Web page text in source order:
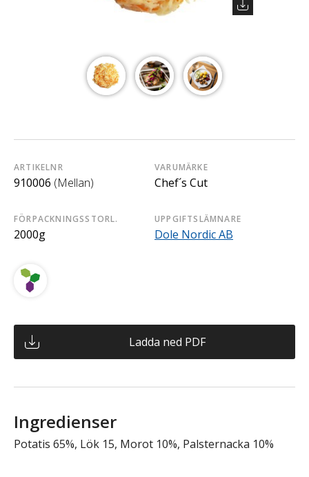
ARTIKELNR
910006 (Mellan)
VARUMÄRKE
Chef´s Cut
FÖRPACKNINGSSTORL.
2000g
UPPGIFTSLÄMNARE
Dole Nordic AB
Ladda ned PDF
Ingredienser
Potatis 65%, Lök 15, Morot 10%, Palsternacka 10%